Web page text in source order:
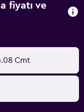
fiyatı ve
Cmt